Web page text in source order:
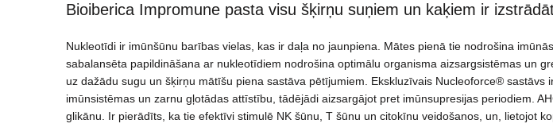
Bioiberica Impromune pasta visu šķirņu suņiem un kaķiem ir
Nukleotīdi ir imūnšūnu barības vielas, kas ir daļa no jaunpiena. Mātes pienā tie nodrošina
sabalansēta papildināšana ar nukleotīdiem nodrošina optimālu organisma aizsargsistēmas un
uz dažādu sugu un šķirņu mātīšu piena sastāva pētījumiem. Ekskluzīvais Nucleoforce®
imūnsistēmas un zarnu gļotādas attīstību, tādējādi aizsargājot pret imūnsupresijas periodiem.
glikānu. Ir pierādīts, ka tie efektīvi stimulē NK šūnu, T šūnu un citokīnu veidošanos, un, lietojot